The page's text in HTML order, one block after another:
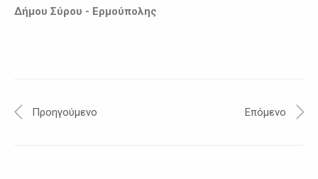
Δήμου Σύρου - Ερμούπολης
Προηγούμενο Επόμενο